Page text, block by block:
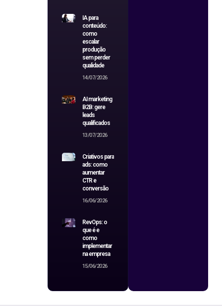
IA para
conteúdo:
como
escalar
produção
sem perder
qualidade
14/07/2026
AI marketing
B2B: gere
leads
qualificados
13/07/2026
Criativos para
ads: como
aumentar
CTR e
conversão
16/06/2026
RevOps: o
que é e
como
implementar
na empresa
15/06/2026